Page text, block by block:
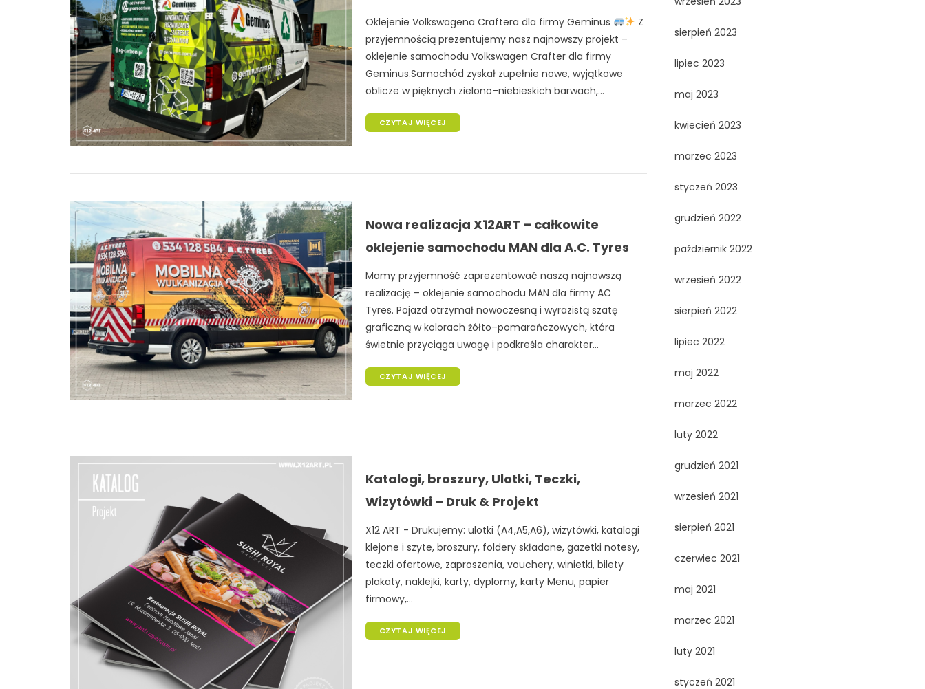
Oklejenie Volkswagena Craftera dla firmy Geminus
Z
przyjemnością prezentujemy nasz najnowszy projekt –
oklejenie samochodu Volkswagen Crafter dla firmy
Geminus.Samochód zyskał zupełnie nowe, wyjątkowe
oblicze w pięknych zielono–niebieskich barwach,...
CZYTAJ WIĘCEJ
Nowa realizacja X12ART – całkowite
oklejenie samochodu MAN dla A.C. Tyres
Mamy przyjemność zaprezentować naszą najnowszą
realizację – oklejenie samochodu MAN dla firmy AC
Tyres. Pojazd otrzymał nowoczesną i wyrazistą szatę
graficzną w kolorach żółto–pomarańczowych, która
świetnie przyciąga uwagę i podkreśla charakter...
CZYTAJ WIĘCEJ
Katalogi, broszury, Ulotki, Teczki,
Wizytówki – Druk & Projekt
X12 ART - Drukujemy: ulotki (A4,A5,A6), wizytówki, katalogi
klejone i szyte, broszury, foldery składane, gazetki notesy,
teczki ofertowe, zaproszenia, vouchery, winietki, bilety
plakaty, naklejki, karty, dyplomy, karty Menu, papier
firmowy,...
CZYTAJ WIĘCEJ
sierpień 2023
lipiec 2023
maj 2023
kwiecień 2023
marzec 2023
styczeń 2023
grudzień 2022
październik 2022
wrzesień 2022
sierpień 2022
lipiec 2022
maj 2022
marzec 2022
luty 2022
grudzień 2021
wrzesień 2021
sierpień 2021
czerwiec 2021
maj 2021
marzec 2021
luty 2021
styczeń 2021